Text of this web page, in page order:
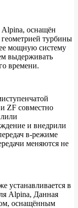
оснащён
геометрией турбины
мощную систему
выдерживать
времени.
ZF совместно
и внедрили
в-режиме
меняются не
устанавливается в
Alpina, Данная
оснащённым